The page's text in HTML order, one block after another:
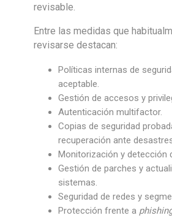
revisable.
Entre las medidas que
revisarse destacan:
Políticas internas de
aceptable.
Gestión de accesos y
Autenticación multifactor.
Copias de seguridad
recuperación ante
Monitorización y detección
Gestión de parches y
sistemas.
Seguridad de redes y
Protección frente a